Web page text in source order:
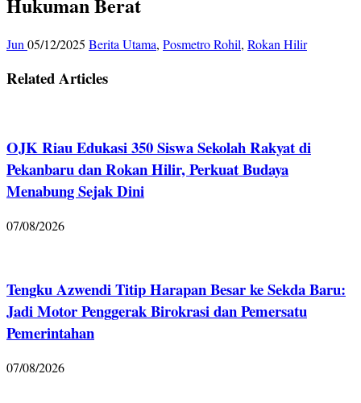
Jun 05/12/2025 Berita Utama, Posmetro Rohil, Rokan Hilir
Related Articles
OJK Riau Edukasi 350 Siswa Sekolah Rakyat di
Pekanbaru dan Rokan Hilir, Perkuat Budaya
Menabung Sejak Dini
07/08/2026
Tengku Azwendi Titip Harapan Besar ke Sekda Baru:
Jadi Motor Penggerak Birokrasi dan Pemersatu
Pemerintahan
07/08/2026